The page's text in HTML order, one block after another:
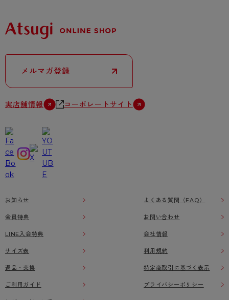
メルマガ登録
実店舗情報 コーポレートサイト
お知らせ
会員特典
LINE入会特典
サイズ表
返品・交換
ご利用ガイド
よくある質問（FAQ）
お問い合わせ
会社情報
利用規約
特定商取引に基づく表示
プライバシーポリシー